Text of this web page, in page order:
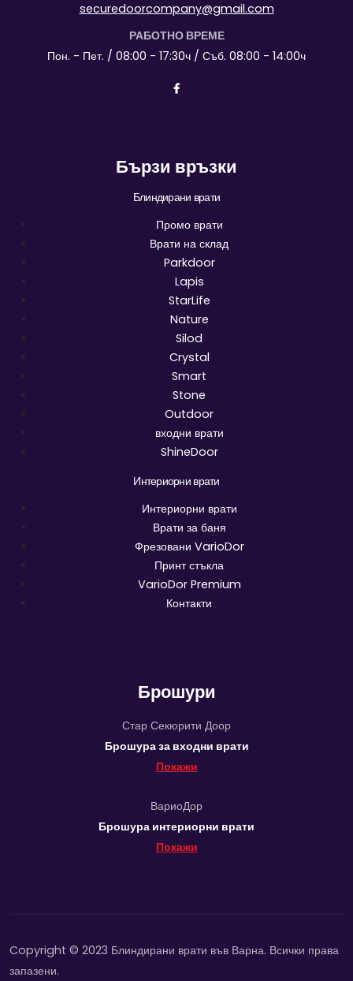
securedoorcompany@gmail.com
РАБОТНО ВРЕМЕ
Пон. - Пет. / 08:00 - 17:30ч / Съб. 08:00 - 14:00ч
Бързи връзки
Блиндирани врати
Промо врати
Врати на склад
Parkdoor
Lapis
StarLife
Nature
Silod
Crystal
Smart
Stone
Outdoor
входни врати
ShineDoor
Интериорни врати
Интериорни врати
Врати за баня
Фрезовани VarioDor
Принт стъкла
VarioDor Premium
Контакти
Брошури
Стар Секюрити Доор
Брошура за входни врати
Покажи
ВариоДор
Брошура интериорни врати
Покажи
Copyright © 2023 Блиндирани врати във Варна. Всички права
запазени.